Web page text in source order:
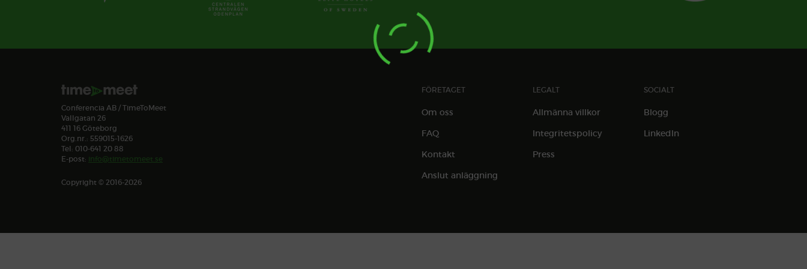
Conferencia AB / TimeToMeet
Vallgatan 26
411 16 Göteborg
Org.nr.: 559015-1626
Tel: 010-641 20 88
E-post: info@timetomeet.se
Copyright © 2016-2026
FÖRETAGET
Om oss
FAQ
Kontakt
Anslut anläggning
LEGALT
Allmänna villkor
Integritetspolicy
Press
SOCIALT
Blogg
LinkedIn